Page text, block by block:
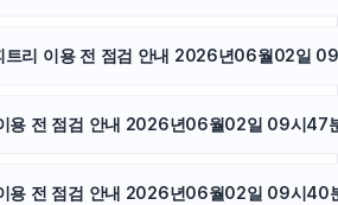
트리 이용 전 점검 안내 2026년06월02일
용 전 점검 안내 2026년06월02일 09시47
용 전 점검 안내 2026년06월02일 09시40